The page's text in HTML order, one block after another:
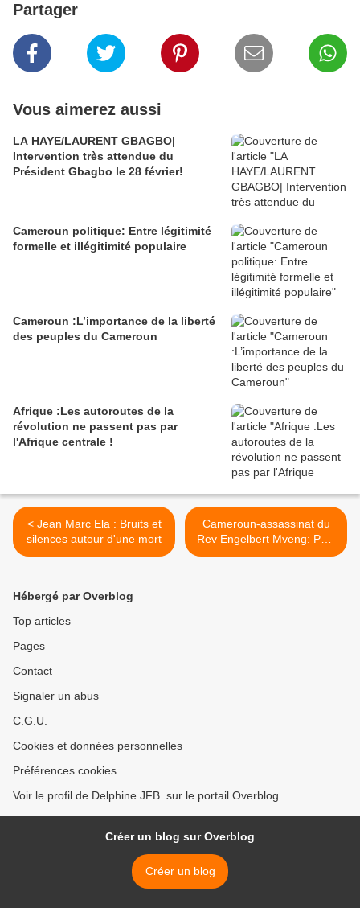
Partager
Vous aimerez aussi
LA HAYE/LAURENT GBAGBO|
Intervention très attendue du
Président Gbagbo le 28 février!
Cameroun politique: Entre légitimité
formelle et illégitimité populaire
Cameroun :L’importance de la liberté
des peuples du Cameroun
Afrique :Les autoroutes de la
révolution ne passent pas par
l'Afrique centrale !
< Jean Marc Ela : Bruits et
silences autour d'une mort
Cameroun-assassinat du
Rev Engelbert Mveng: Paul
Biya connait les meurtriers
Hébergé par Overblog
Top articles
Pages
Contact
Signaler un abus
C.G.U.
Cookies et données personnelles
Préférences cookies
Voir le profil de Delphine JFB. sur le portail Overblog
Créer un blog sur Overblog
Créer un blog